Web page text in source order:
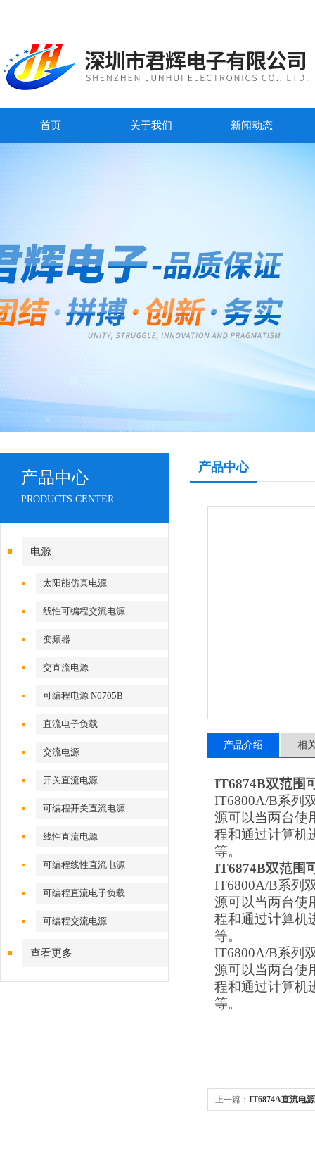
首页 关于我们 新闻动态
产品中心
PRODUCTS CENTER
电源
太阳能仿真电源
线性可编程交流电源
变频器
交直流电源
可编程电源 N6705B
直流电子负载
交流电源
开关直流电源
可编程开关直流电源
线性直流电源
可编程线性直流电源
可编程直流电子负载
可编程交流电源
查看更多
产品中心
产品介绍 相
IT6874B双范围
IT6800A/B系列
源可以当两台使
程和通过计算机
等。
IT6874B双范围
IT6800A/B系列
源可以当两台使
程和通过计算机
等。
IT6800A/B系列
源可以当两台使
程和通过计算机
等。
上一篇： IT6874A直流电